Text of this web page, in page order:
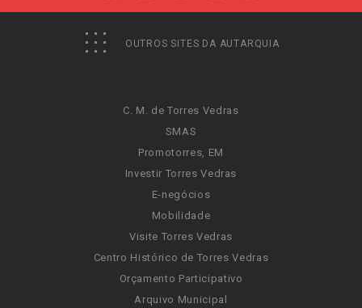
OUTROS SITES DA AUTARQUIA
C. M. de Torres Vedras
SMAS
Promotorres, EM
Investir Torres Vedras
E-negócios
Mobilidade
Visite Torres Vedras
Centro Histórico de Torres Vedras
Orçamento Participativo
Arquivo Municipal